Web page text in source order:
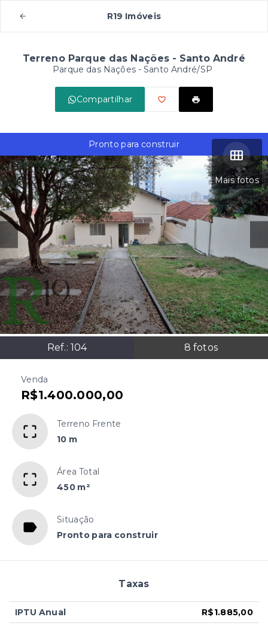
R19 Imóveis
Terreno Parque das Nações - Santo André
Parque das Nações - Santo André/SP
Compartilhar
Mais fotos
Ref.: 104 8 fotos
Pronto para construir
Venda
R$1.400.000,00
Terreno Frente
10 m
Área Total
450 m²
Situação
Pronto para construir
Taxas
IPTU Anual R$1.885,00